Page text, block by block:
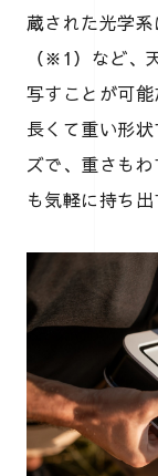
蔵された光学
（※1）など、
写すことが可
長くて重い形
ズで、重さも
も気軽に持ち出